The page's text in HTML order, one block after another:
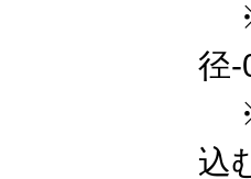
※
径-
※
込